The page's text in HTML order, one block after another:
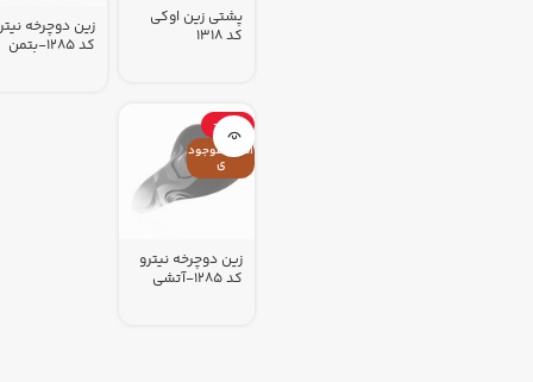
پشتی زین اوکی
کد 1318
زین دوچرخه
کد 1285-بتمن
-32%
اتمام موجود
ی
زین دوچرخه نیترو
کد 1285-آتشی